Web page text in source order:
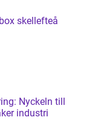
skellefteå
Nyckeln till
industri